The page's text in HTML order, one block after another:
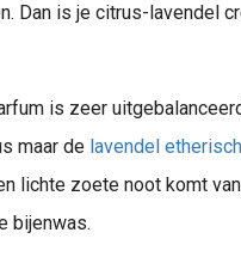
Dan is je citrus-lavendel
is zeer
maar de lavendel
lichte zoete noot komt
bijenwas.